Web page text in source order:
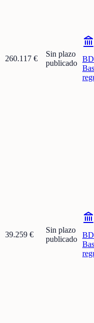
260.117 €
Sin plazo
publicado
39.259 €
Sin plazo
publicado